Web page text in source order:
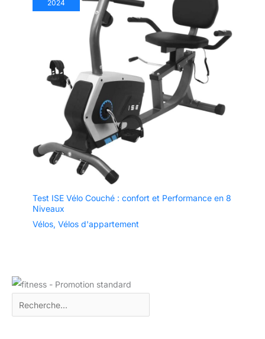
2024
Test ISE Vélo Couché : confort et Performance en 8
Niveaux
Vélos, Vélos d'appartement